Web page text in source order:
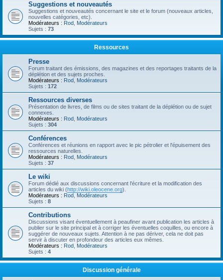
Suggestions et nouveautés
Suggestions et nouveautés concernant le site et le forum (nouveaux articles,
nouvelles catégories, etc).
Modérateurs : Rod Modérateurs
Sujets : 73
Ressources
Presse
Forum traitant des émissions, des magazines et des reportages traitants de la
déplétion et des sujets proches.
Modérateurs : Rod Modérateurs
Sujets : 172
Ressources diverses
Présentation de livres, de films ou de sites traitant de la déplétion ou de sujet
connexes.
Modérateurs : Rod Modérateurs
Sujets : 304
Conférences
Conférences et réunions en rapport avec le pic pétrolier et l'épuisement des
ressources naturelles.
Modérateurs : Rod Modérateurs
Sujets : 37
Le wiki
Forum dédié aux discussions concernant l'écriture et la modification des
articles du wiki (http://wiki.oleocene.org).
Modérateurs : Rod Modérateurs
Sujets : 8
Contributions
Discussions visant éventuellement à peaufiner avant publication les articles à
publier sur le site principal et à corriger les éventuelles coquilles, ou encore à
suggérer de nouveaux sujets. Attention à ne pas dériver, cela ne doit pas
servir à discuter en profondeur des articles eux mêmes.
Modérateurs : Rod Modérateurs
Sujets : 4
Discussion générale